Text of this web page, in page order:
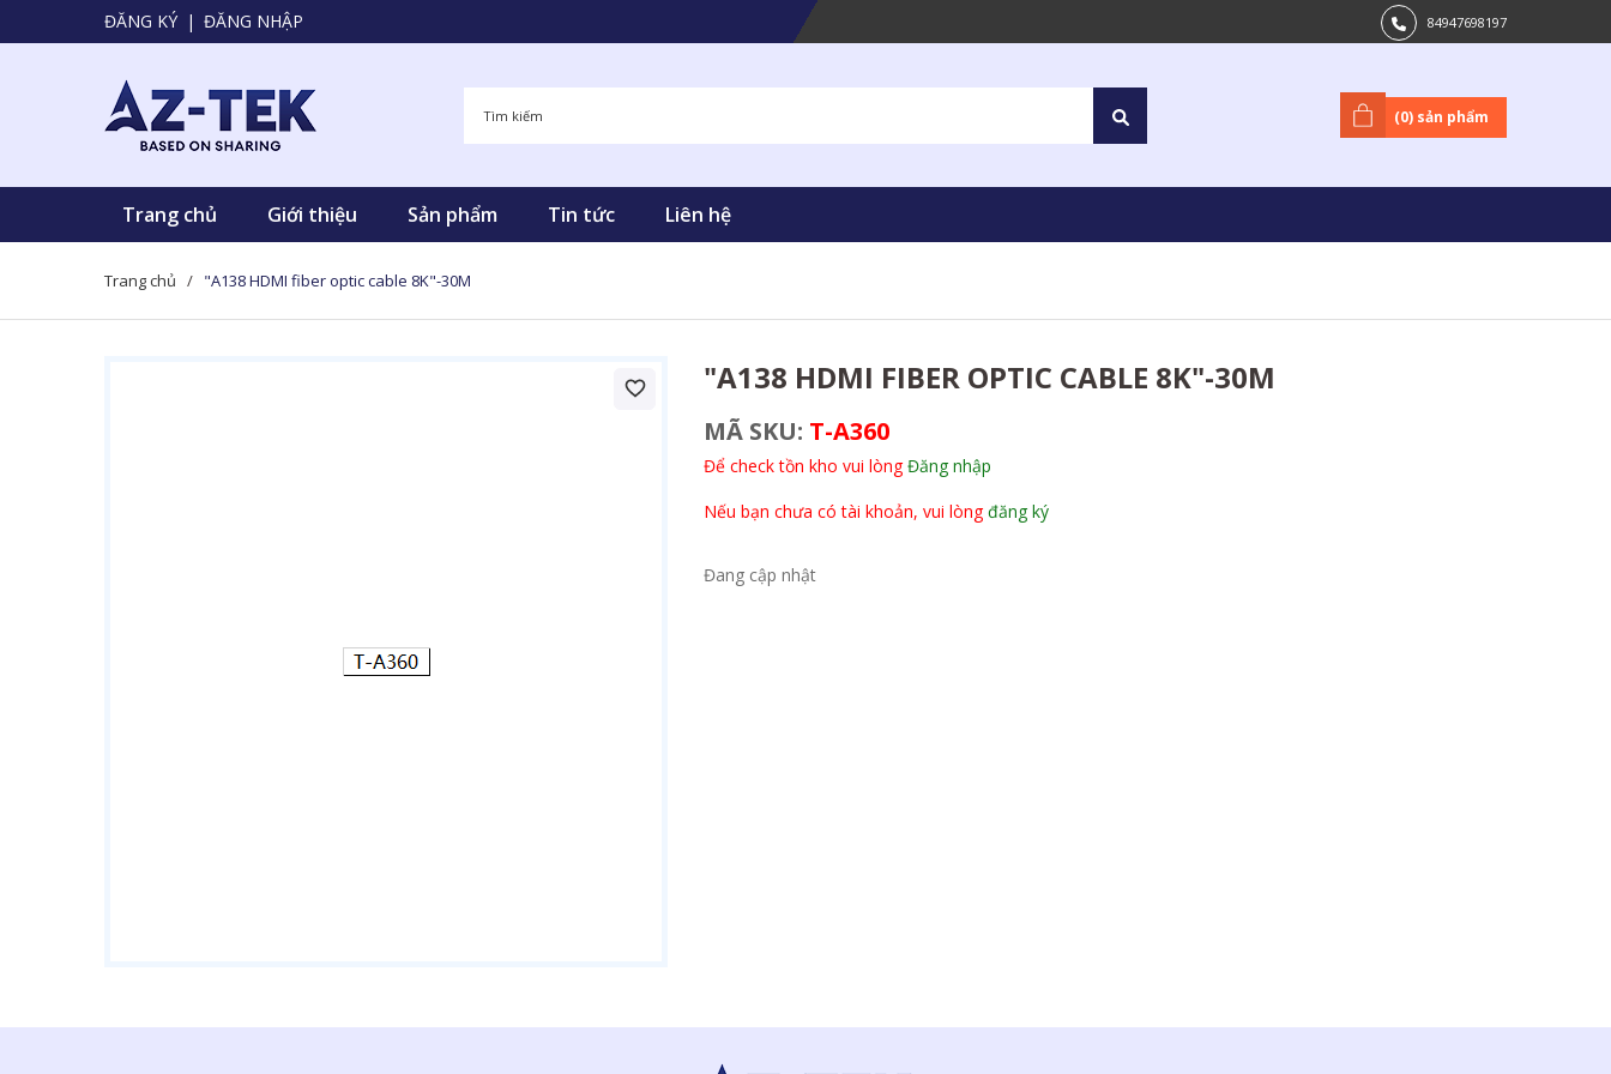
ĐĂNG KÝ | ĐĂNG NHẬP 84947698197
(0) sản phẩm
Trang chủ Giới thiệu Sản phẩm Tin tức Liên hệ
Trang chủ / "A138 HDMI fiber optic cable 8K"-30M
"A138 HDMI FIBER OPTIC CABLE 8K"-30M
MÃ SKU: T-A360
Để check tồn kho vui lòngĐăng nhập
Nếu bạn chưa có tài khoản, vui lòngđăng ký
Đang cập nhật